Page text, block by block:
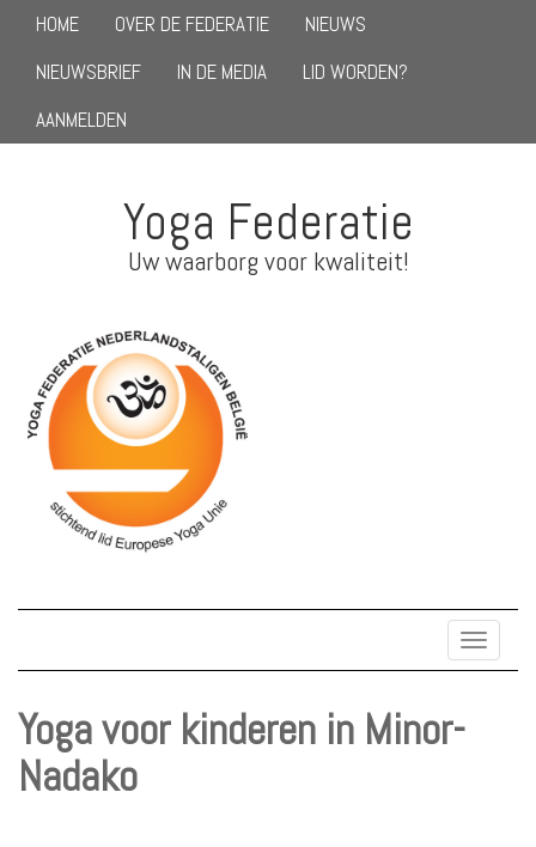
HOME OVER DE FEDERATIE
NIEUWS
NIEUWSBRIEF
IN DE MEDIA
LID WORDEN?
AANMELDEN
Yoga Federatie
Uw waarborg voor kwaliteit!
Toggle
Yoga voor kinderen in Minor-
Nadako